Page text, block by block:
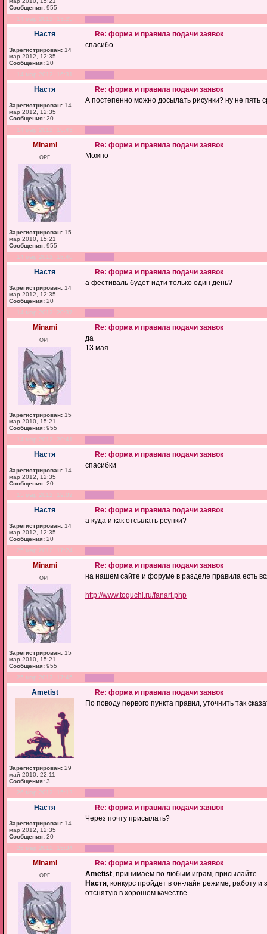
Сообщения: 955
14 мар 2012, 13:25
Настя
Зарегистрирован: 14
мар 2012, 12:35
Сообщения: 20
Re: форма и правила подачи заявок
спасибо
14 мар 2012, 16:31
Настя
Зарегистрирован: 14
мар 2012, 12:35
Сообщения: 20
Re: форма и правила подачи заявок
А постепенно можно досылать рисунки? ну не пять
14 мар 2012, 16:43
Minami
ОРГ
Зарегистрирован: 15
мар 2010, 15:21
Сообщения: 955
Re: форма и правила подачи заявок
Можно
14 мар 2012, 18:46
Настя
Зарегистрирован: 14
мар 2012, 12:35
Сообщения: 20
Re: форма и правила подачи заявок
а фестиваль будет идти только один день?
14 мар 2012, 20:37
Minami
ОРГ
Зарегистрирован: 15
мар 2010, 15:21
Сообщения: 955
Re: форма и правила подачи заявок
да
13 мая
14 мар 2012, 20:41
Настя
Зарегистрирован: 14
мар 2012, 12:35
Сообщения: 20
Re: форма и правила подачи заявок
спасибки
15 мар 2012, 19:02
Настя
Зарегистрирован: 14
мар 2012, 12:35
Сообщения: 20
Re: форма и правила подачи заявок
а куда и как отсылать рсунки?
25 мар 2012, 17:24
Minami
ОРГ
Зарегистрирован: 15
мар 2010, 15:21
Сообщения: 955
Re: форма и правила подачи заявок
на нашем сайте и форуме в разделе правила есть
http://www.toguchi.ru/fanart.php
25 мар 2012, 17:45
Ametist
Зарегистрирован: 29
май 2010, 22:11
Сообщения: 3
Re: форма и правила подачи заявок
По поводу первого пункта правил, уточнить так
26 мар 2012, 15:12
Настя
Зарегистрирован: 14
мар 2012, 12:35
Сообщения: 20
Re: форма и правила подачи заявок
Через почту присылать?
26 мар 2012, 15:34
Minami
ОРГ
Re: форма и правила подачи заявок
Ametist, принимаем по любым играм, присылайте
Настя, конкурс пройдет в он-лайн режиме, работу
отснятую в хорошем качестве